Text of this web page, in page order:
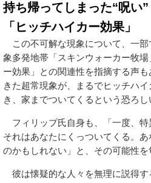
持ち帰ってしまった“呪い
「ヒッチハイカー効果」
この不可解な現象について、一部
象多発地帯「スキンウォーカー牧
ー効果」との関連性を指摘する声
きた超常現象が、まるでヒッチハ
き、家までついてくるという恐ろし
フィリップ氏自身も、「一度、特
それはあなたにくっついてくる。
のかもしれない」と、その可能性を
彼は懐疑的な人々を無理に説得